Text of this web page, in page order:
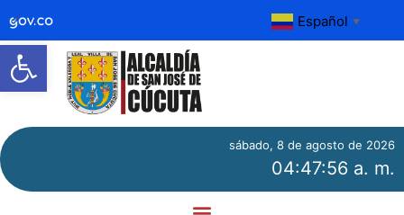
Abrir barra de herramientas
Español ▼
sábado, 8 de agosto de 2026
04:47:56 a. m.